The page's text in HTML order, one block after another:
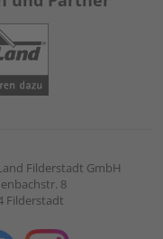
Filderstadt GmbH
8
Filderstadt